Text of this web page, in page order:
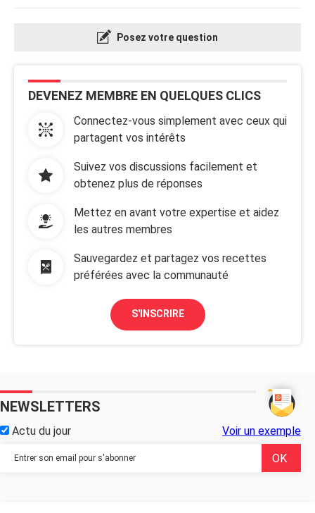
Posez votre question
DEVENEZ MEMBRE EN QUELQUES CLICS
Connectez-vous simplement avec ceux qui
partagent vos intérêts
Suivez vos discussions facilement et
obtenez plus de réponses
Mettez en avant votre expertise et aidez
les autres membres
Sauvegardez et partagez vos recettes
préférées avec la communauté
S'INSCRIRE
NEWSLETTERS
Actu du jour Voir un exemple